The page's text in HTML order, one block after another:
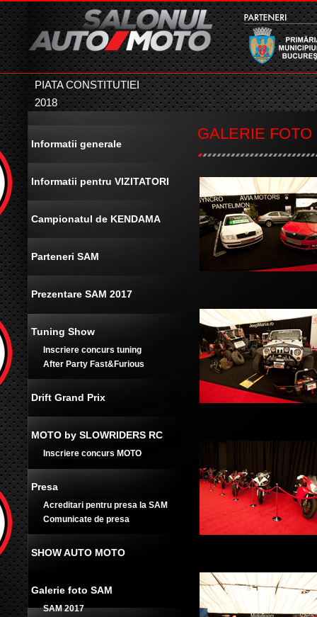
PIATA CONSTITUTIEI
2018
Informatii generale
Informatii pentru VIZITATORI
Campionatul de KENDAMA
Parteneri SAM
Prezentare SAM 2017
Tuning Show
Inscriere concurs tuning
After Party Fast&Furious
Drift Grand Prix
MOTO by SLOWRIDERS RC
Inscriere concurs MOTO
Presa
Acreditari pentru presa la SAM
Comunicate de presa
SHOW AUTO MOTO
Galerie foto SAM
SAM 2017
GALERIE